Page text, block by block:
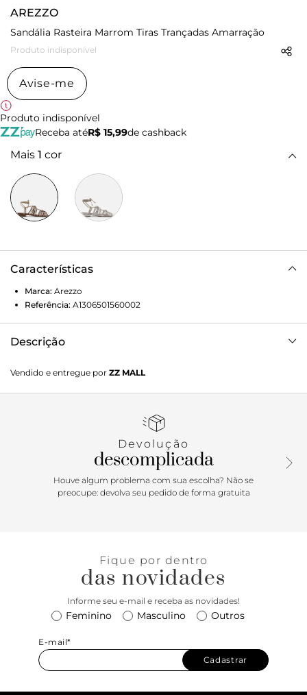
AREZZO
Sandália Rasteira Marrom Tiras Trançadas Amarração
Produto indisponível
Avise-me
Produto indisponível
Receba atéR$ 15,99de cashback
Mais 1 cor
Características
Marca: Arezzo
Referência: A1306501560002
Descrição
mínimo bloco e formato arredondado na ponta. Traz tiras
bem finas e trançadas nas laterais do pé, nas cores marrom
ao tornozelo, contorna e fecha em laço, com barbicachos
Vendido e entregue por ZZ MALL
Devolução
descomplicada
Houve algum problema com sua escolha? Não se
preocupe: devolva seu pedido de forma gratuita
Fique por dentro
das novidades
Informe seu e-mail e receba as novidades!
Feminino Masculino Outros
E-mail*
Cadastrar